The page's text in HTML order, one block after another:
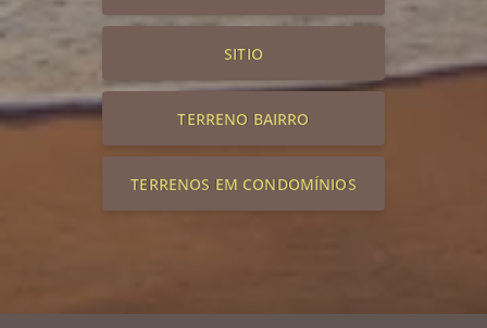
SITIO
TERRENO BAIRRO
TERRENOS EM CONDOMÍNIOS